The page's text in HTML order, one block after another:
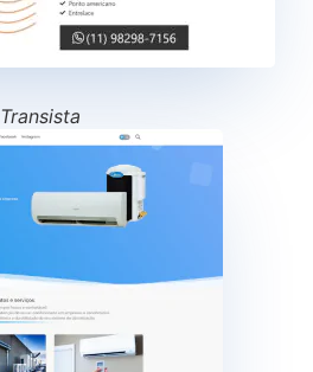
Transista